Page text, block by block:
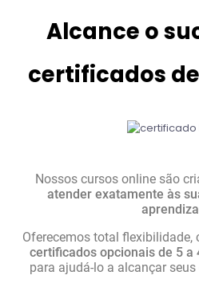
Alcance o
certificados
Nossos cursos online são
atender exatamente às
Oferecemos total flexibilidade,
certificados opcionais de 5 a
para ajudá-lo a alcançar